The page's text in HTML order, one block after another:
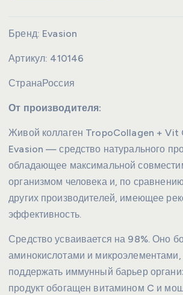
Бренд: Evasion
Артикул: 410146
СтранаРоссия
От производителя:
Живой коллаген TropoCollagen + Vit
Evasion — средство натурального
обладающее максимальной
организмом человека и, по
других производителей, имеющее
эффективность.
Средство усваивается на 98%. Оно
аминокислотами и микроэлементами,
поддержать иммунный барьер
продукт обогащен витамином C и